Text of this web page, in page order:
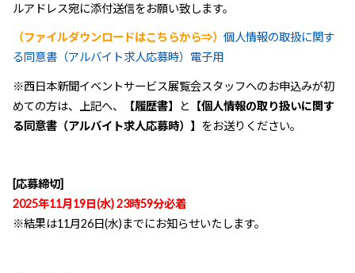
ルアドレス宛に添付送信をお願い致します。
（ファイルダウンロードはこちらから⇒） 個人情報の取扱に関す
る同意書（アルバイト求人応募時）電子用
※西日本新聞イベントサービス展覧会スタッフへのお申込みが初
めての方は、上記へ、
【履歴書】 と
【個人情報の取り扱いに関す
る同意書（アルバイト求人応募時）】 をお送りください。
[応募締切]
2025年11月19日(水) 23時59分必着
※結果は11月26日(水)までにお知らせいたします。